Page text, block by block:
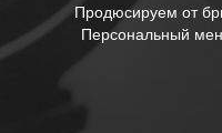
Продюсируем от
Персональный